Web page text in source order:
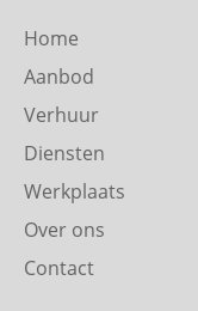
Home
Aanbod
Verhuur
Diensten
Werkplaats
Over ons
Contact